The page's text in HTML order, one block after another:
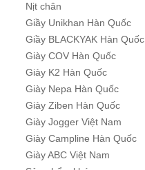
Nịt chân
Giầy Unikhan Hàn Quốc
Giầy BLACKYAK Hàn Quốc
Giày COV Hàn Quốc
Giày K2 Hàn Quốc
Giày Nepa Hàn Quốc
Giày Ziben Hàn Quốc
Giày Jogger Việt Nam
Giày Campline Hàn Quốc
Giày ABC Việt Nam
Chi tiết
Mũ BHLĐ ZIBEN H001
Giá : liên hệ